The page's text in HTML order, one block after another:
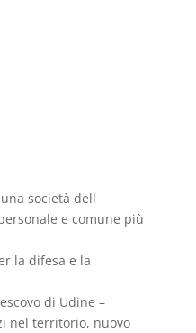
società dell
e comune più
la difesa e la
di Udine –
nel territorio, nuovo